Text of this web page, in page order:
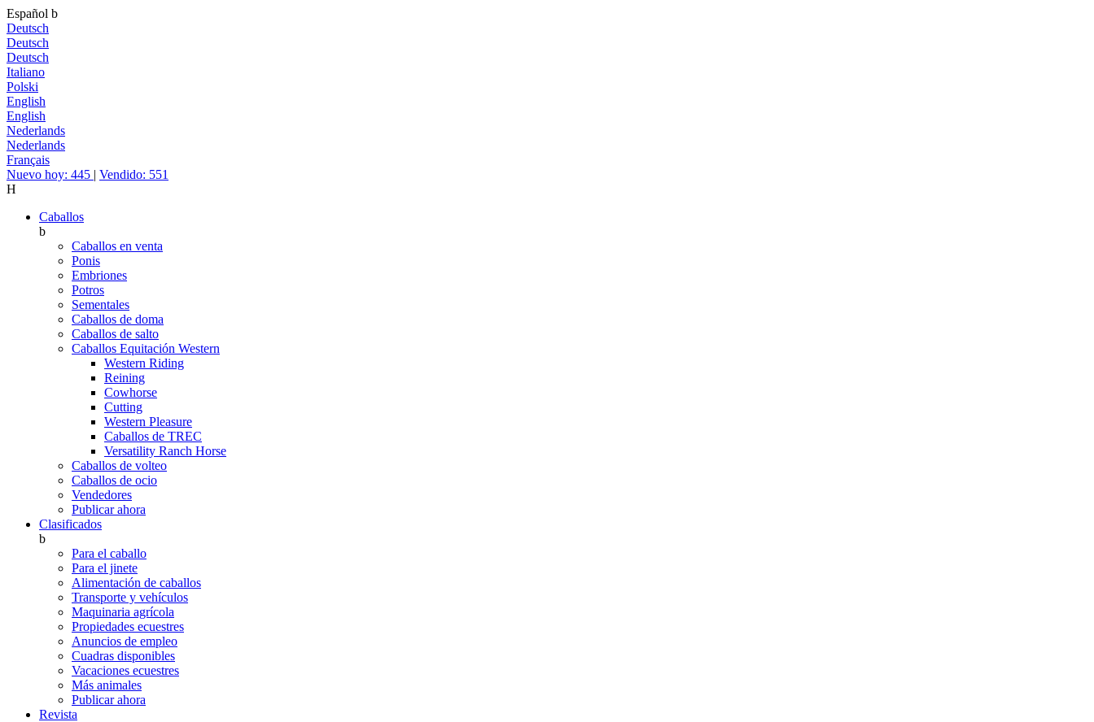
Español b
Deutsch
Deutsch
Deutsch
Italiano
Polski
English
English
Nederlands
Nederlands
Français
Nuevo hoy: 445 | Vendido: 551
H
Caballos
b
Caballos en venta
Ponis
Embriones
Potros
Sementales
Caballos de doma
Caballos de salto
Caballos Equitación Western
Western Riding
Reining
Cowhorse
Cutting
Western Pleasure
Caballos de TREC
Versatility Ranch Horse
Caballos de volteo
Caballos de ocio
Vendedores
Publicar ahora
Clasificados
b
Para el caballo
Para el jinete
Alimentación de caballos
Transporte y vehículos
Maquinaria agrícola
Propiedades ecuestres
Anuncios de empleo
Cuadras disponibles
Vacaciones ecuestres
Más animales
Publicar ahora
Revista